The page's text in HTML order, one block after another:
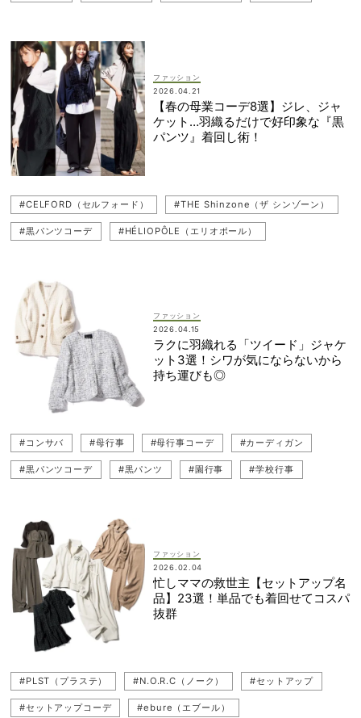
#ツイード #CELFORD（セルフォード）
#THE Shinzone（ザ シンゾーン）
#ジャケット #春アウター #ジレ（ベスト）
#ジレコーデ（ベストコーデ） #HÉLIOPÔLE（エリオポール）
#MIESROHE（ミースロエ）
ファッション
2026.04.21
【春の母業コーデ8選】ジレ、ジャ
ケット…羽織るだけで好印象な『黒
パンツ』着回し術！
#CELFORD（セルフォード） #THE Shinzone（ザ シンゾーン）
#黒パンツコーデ #HÉLIOPÔLE（エリオポール）
#ジャケットコーデ
#園行事 #復職コーデ
#MIESROHE（ミースロエ） #復職（職場復帰）
#カーディガンコーデ #黒パンツ #母行事コーデ
#DÉPAREILLÉ（デパリエ）
ファッション
2026.04.15
ラクに羽織れる「ツイード」ジャケ
ット3選！シワが気にならないから
持ち運びも◎
#コンサバ #母行事 #母行事コーデ #カーディガン
#黒パンツコーデ #黒パンツ #園行事 #学校行事
#HÉLIOPÔLE（エリオポール）
ファッション
2026.02.04
忙しママの救世主【セットアップ名
品】23選！単品でも着回せてコスパ
抜群
#PLST（プラステ） #N.O.R.C（ノーク） #セットアップ
#セットアップコーデ #ebure（エブール）